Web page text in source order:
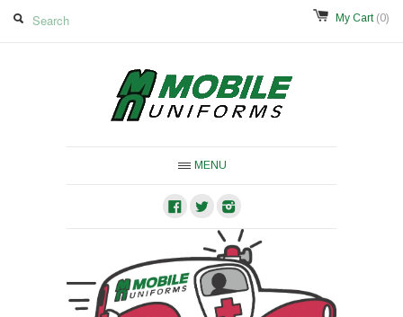
My Cart(0)
MENU
FacebookTwitter